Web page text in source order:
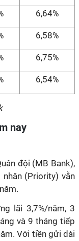
6,64%
6,58%
6,75%
6,54%
nay
đội (MB Bank),
(Priority) vẫn
lãi 3,7%/năm, 3
và 9 tháng tiếp
Với tiền gửi dài